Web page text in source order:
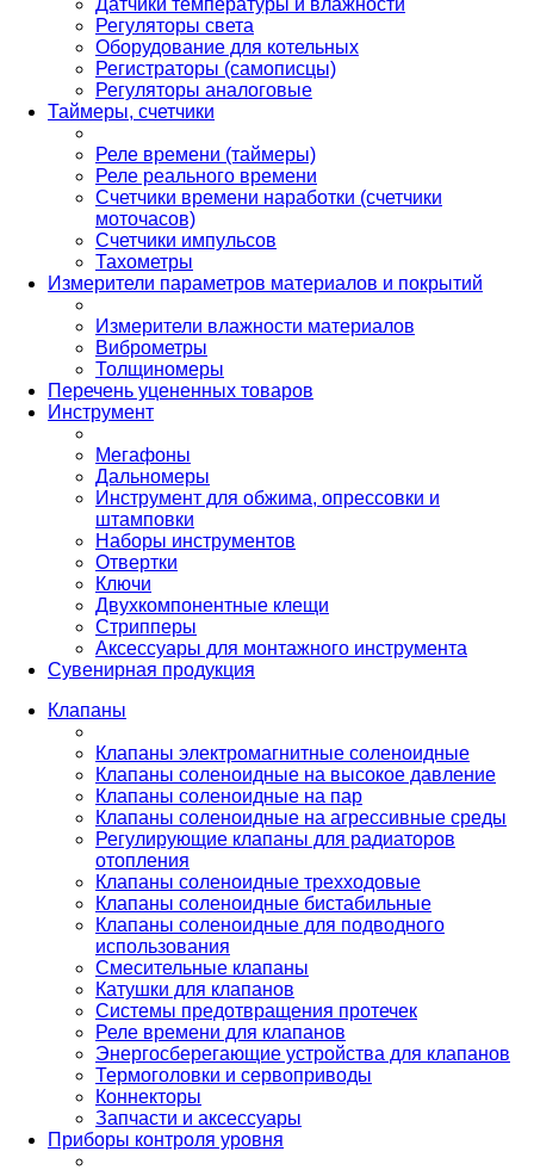
Регуляторы света
Оборудование для котельных
Регистраторы (самописцы)
Регуляторы аналоговые
Таймеры, счетчики
Реле времени (таймеры)
Реле реального времени
Счетчики времени наработки (счетчики
моточасов)
Счетчики импульсов
Тахометры
Измерители параметров материалов и покрытий
Измерители влажности материалов
Виброметры
Толщиномеры
Перечень уцененных товаров
Инструмент
Мегафоны
Дальномеры
Инструмент для обжима, опрессовки и
штамповки
Наборы инструментов
Отвертки
Ключи
Двухкомпонентные клещи
Стрипперы
Аксессуары для монтажного инструмента
Сувенирная продукция
Клапаны
Клапаны электромагнитные соленоидные
Клапаны соленоидные на высокое давление
Клапаны соленоидные на пар
Клапаны соленоидные на агрессивные среды
Регулирующие клапаны для радиаторов
отопления
Клапаны соленоидные трехходовые
Клапаны соленоидные бистабильные
Клапаны соленоидные для подводного
использования
Смесительные клапаны
Катушки для клапанов
Системы предотвращения протечек
Реле времени для клапанов
Энергосберегающие устройства для клапанов
Термоголовки и сервоприводы
Коннекторы
Запчасти и аксессуары
Приборы контроля уровня